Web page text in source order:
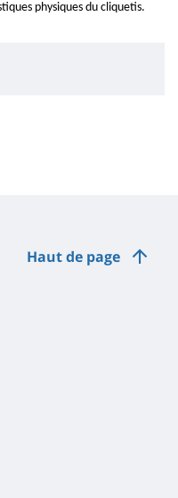
physiques du cliquetis.
Haut de page